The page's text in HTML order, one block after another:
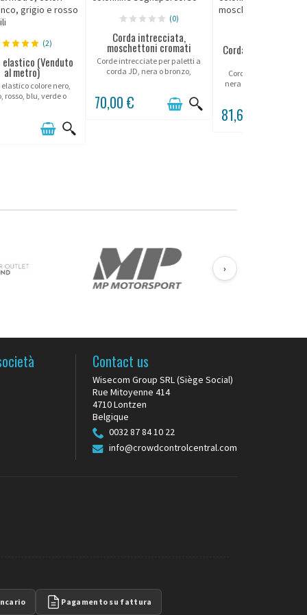
(2)
elastico (Venduto
al metro)
colore nero,
rosso, blu, verde o
(0)
Corda intrecciata,
moschettoni cromati
Corde intrecciate per paletti a
corda JD, nera o bronzo,
70,00 €
Corda in velluto per
Corda velluto
nera o rossa da
81,60 €
›
Contact us
Wisecom Group SRL (Siège Social)
Rue Mitoyenne 414
4710 Lontzen
Belgique
0032 87 84 10 22
info@crowdcontrolcentral.com
Pagamento su fattura